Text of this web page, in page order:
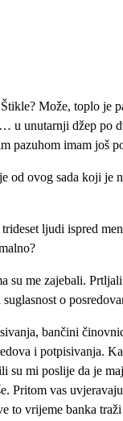
Može, toplo je
u unutarnji džep po
pazuhom imam još
od ovog sada koji je
ljudi ispred
su me zajebali.
suglasnost o
bančini
i potpisivanja.
su mi poslije da je
Pritom vas
to vrijeme banka